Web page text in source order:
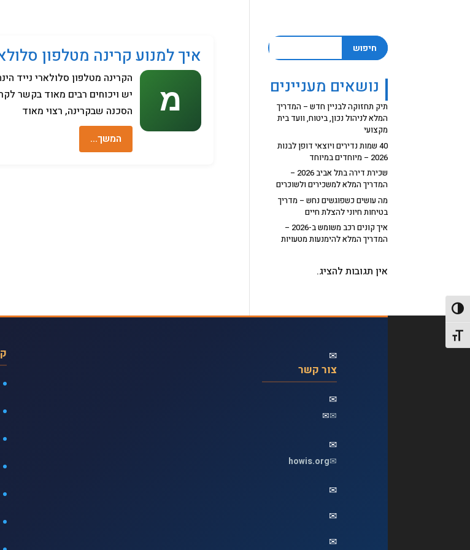
הפעל/כבה ניגודיות גבוהה
מתג גודל גופן
איך למנוע קרינה מטלפון
הקרינה מטלפון סלולארי נייד
יש ויכוחים רבים מאוד בקשר
הסכנה שבקרינה, רצוי מאוד
המשך…
חיפוש
נושאים מעניינים
תיק תחזוקה לבניין חדש – המדריך
המלא לניהול נכון, ביטוח, וועד בית
מקצועי
40 שמות נדירים ויוצאי דופן לבנות
2026 – מיוחדים במיוחד
שכירת דירה בתל אביב 2026 –
המדריך המלא למשכירים ולשוכרים
מה עושים כשפוגשים נחש – מדריך
בטיחות חיוני להצלת חיים
איך קונים רכב משומש ב-2026 –
המדריך המלא להימנעות מטעויות
אין תגובות להציג.
✉
צור קשר
✉
✉
✉
✉
✉
howis.org
✉
✉
✉